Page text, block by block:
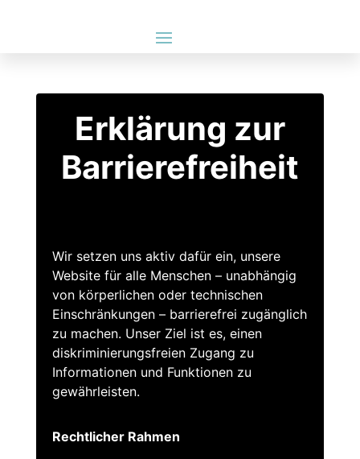
Erklärung zur
Barrierefreiheit
Wir setzen uns aktiv dafür ein, unsere
Website für alle Menschen – unabhängig
von körperlichen oder technischen
Einschränkungen – barrierefrei zugänglich
zu machen. Unser Ziel ist es, einen
diskriminierungsfreien Zugang zu
Informationen und Funktionen zu
gewährleisten.
Rechtlicher Rahmen